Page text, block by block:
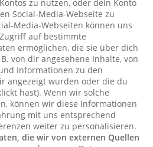
zu nutzen, oder dein Konto
Social-Media-Webseite zu
Media-Webseiten können uns
auf bestimmte
ermöglichen, die sie über dich
von dir angesehene Inhalte, von
Informationen zu den
angezeigt wurden oder die du
hast). Wenn wir solche
können wir diese Informationen
mit uns entsprechend
weiter zu personalisieren.
die wir von externen Quellen